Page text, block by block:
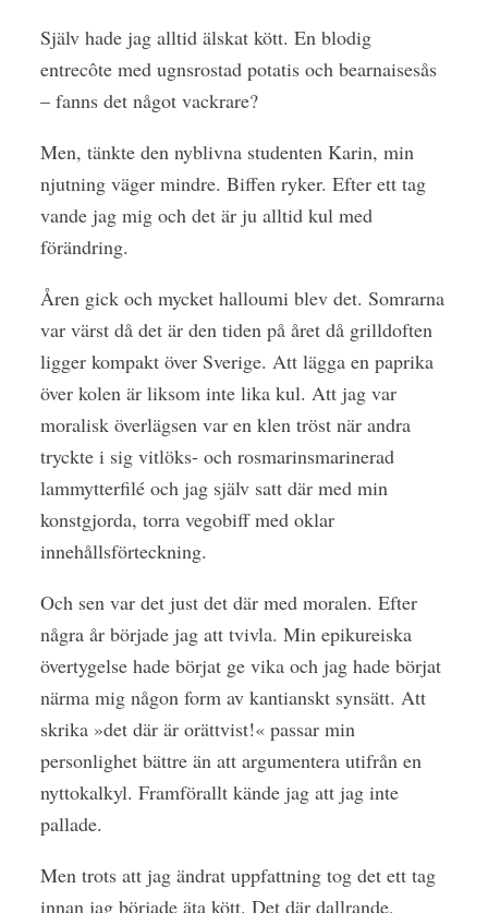
Själv hade jag alltid älskat kött. En blodig
entrecôte med ugnsrostad potatis och bearnaisesås
– fanns det något vackrare?
Men, tänkte den nyblivna studenten Karin, min
njutning väger mindre. Biffen ryker. Efter ett tag
vande jag mig och det är ju alltid kul med
förändring.
Åren gick och mycket halloumi blev det. Somrarna
var värst då det är den tiden på året då grilldoften
ligger kompakt över Sverige. Att lägga en paprika
över kolen är liksom inte lika kul. Att jag var
moralisk överlägsen var en klen tröst när andra
tryckte i sig vitlöks- och rosmarinsmarinerad
lammytterfilé och jag själv satt där med min
konstgjorda, torra vegobiff med oklar
innehållsförteckning.
Och sen var det just det där med moralen. Efter
några år började jag att tvivla. Min epikureiska
övertygelse hade börjat ge vika och jag hade börjat
närma mig någon form av kantianskt synsätt. Att
skrika »det där är orättvist!« passar min
personlighet bättre än att argumentera utifrån en
nyttokalkyl. Framförallt kände jag att jag inte
pallade.
Men trots att jag ändrat uppfattning tog det ett tag
innan jag började äta kött. Det där dallrande,